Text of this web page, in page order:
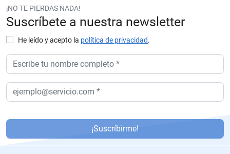
¡NO TE PIERDAS NADA!
Suscríbete a nuestra newsletter
He leído y acepto la política de privacidad.
f
¡Suscríbirme!